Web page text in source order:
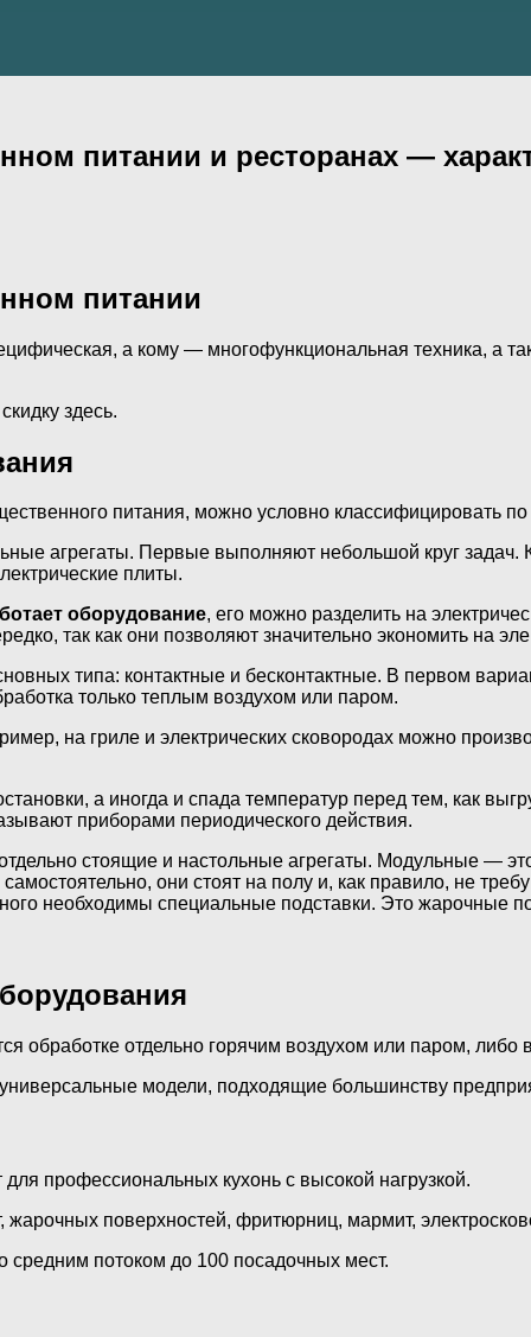
питании и ресторанах —
питании
а кому — многофункциональная техника, а
здесь.
питания, можно условно классифицировать
агрегаты. Первые выполняют небольшой круг
плиты.
оборудование, его можно разделить на
так как они позволяют значительно экономить на
типа: контактные и бесконтактные. В первом
только теплым воздухом или паром.
на гриле и электрических сковородах можно
а иногда и спада температур перед тем, как
приборами периодического действия.
стоящие и настольные агрегаты. Модульные —
они стоят на полу и, как правило, не
необходимы специальные подставки. Это жарочные
обработке отдельно горячим воздухом или паром, либо
модели, подходящие большинству
профессиональных кухонь с высокой нагрузкой.
жарочных поверхностей, фритюрниц, мармит,
потоком до 100 посадочных мест.